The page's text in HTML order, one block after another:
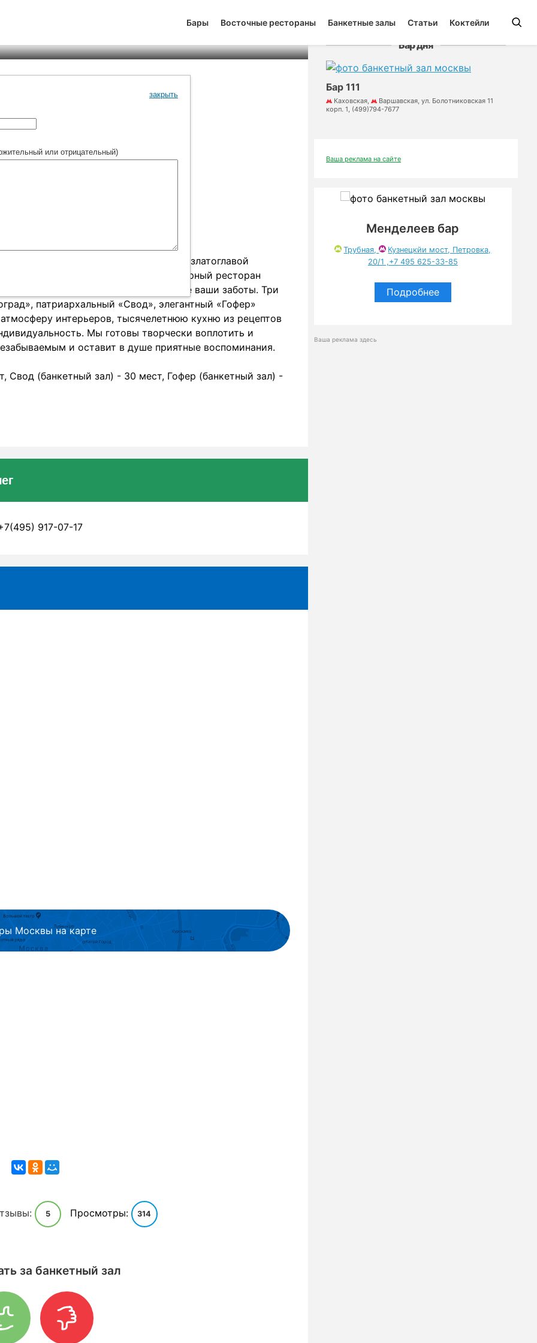
Бары Восточные рестораны Банкетные залы Статьи Коктейли
закрыть
или отрицательный)
в суету забот… А в самом центре златоглавой
вас ждет к себе в гости легендарный ресторан
гостеприимством взять на себя все ваши заботы. Три
патриархальный «Свод», элегантный «Гофер»
интерьеров, тысячелетнюю кухню из рецептов
Мы готовы творчески воплотить и
и оставит в душе приятные воспоминания.
Свод (банкетный зал) - 30 мест, Гофер (банкетный зал) -
917-07-17
Москвы на карте
5 Просмотры: 314
за банкетный зал
Бар дня
Бар 111
Каховская,
Варшавская, ул. Болотниковская 11
корп. 1, (499)794-7677
Ваша реклама на сайте
Менделеев бар
Трубная,
Кузнецкйи мост, Петровка,
20/1 ,+7 495 625-33-85
Подробнее
Ваша реклама здесь